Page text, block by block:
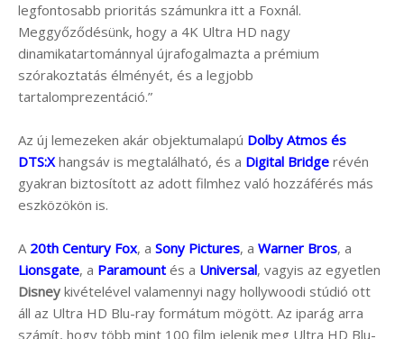
legfontosabb prioritás számunkra itt a Foxnál.
Meggyőződésünk, hogy a 4K Ultra HD nagy
dinamikatartománnyal újrafogalmazta a prémium
szórakoztatás élményét, és a legjobb
tartalomprezentáció.”
Az új lemezeken akár objektumalapú Dolby Atmos és
DTS:Xhangsáv is megtalálható, és a Digital Bridge révén
gyakran biztosított az adott filmhez való hozzáférés más
eszközökön is.
A 20th Century Fox, a Sony Pictures, a Warner Bros, a
Lionsgate, a Paramount és a Universal, vagyis az egyetlen
Disney kivételével valamennyi nagy hollywoodi stúdió ott
áll az Ultra HD Blu-ray formátum mögött. Az iparág arra
számít, hogy több mint 100 film jelenik meg Ultra HD Blu-